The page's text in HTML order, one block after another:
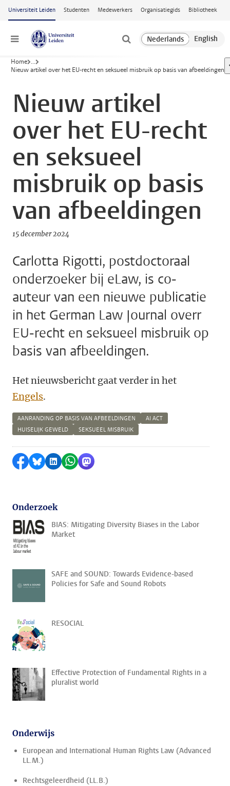
Ga naar hoofdinhoud
Universiteit Leiden Studenten Medewerkers Organisatiegids Bibliotheek
Menu
Home ...
Nieuw artikel over het EU-recht en seksueel misbruik op basis van afbeeldingen
Nieuw artikel
over het EU-recht
en seksueel
misbruik op basis
van afbeeldingen
15 december 2024
Carlotta Rigotti, postdoctoraal
onderzoeker bij eLaw, is co-
auteur van een nieuwe publicatie
in het German Law Journal overr
EU-recht en seksueel misbruik op
basis van afbeeldingen.
Het nieuwsbericht gaat verder in het
Engels.
AANRANDING OP BASIS VAN AFBEELDINGEN
AI ACT
HUISELIJK GEWELD
SEKSUEEL MISBRUIK
Delen op Facebook
Delen via Bluesky
Delen op LinkedIn
Delen via WhatsApp
Delen via Mastodon
Onderzoek
BIAS: Mitigating Diversity Biases in the Labor
Market
SAFE and SOUND: Towards Evidence-based
Policies for Safe and Sound Robots
RESOCIAL
Effective Protection of Fundamental Rights in a
pluralist world
Onderwijs
European and International Human Rights Law (Advanced
LL.M.)
Rechtsgeleerdheid (LL.B.)